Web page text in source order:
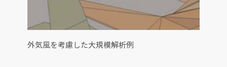
外気風を考慮した大規模解析例